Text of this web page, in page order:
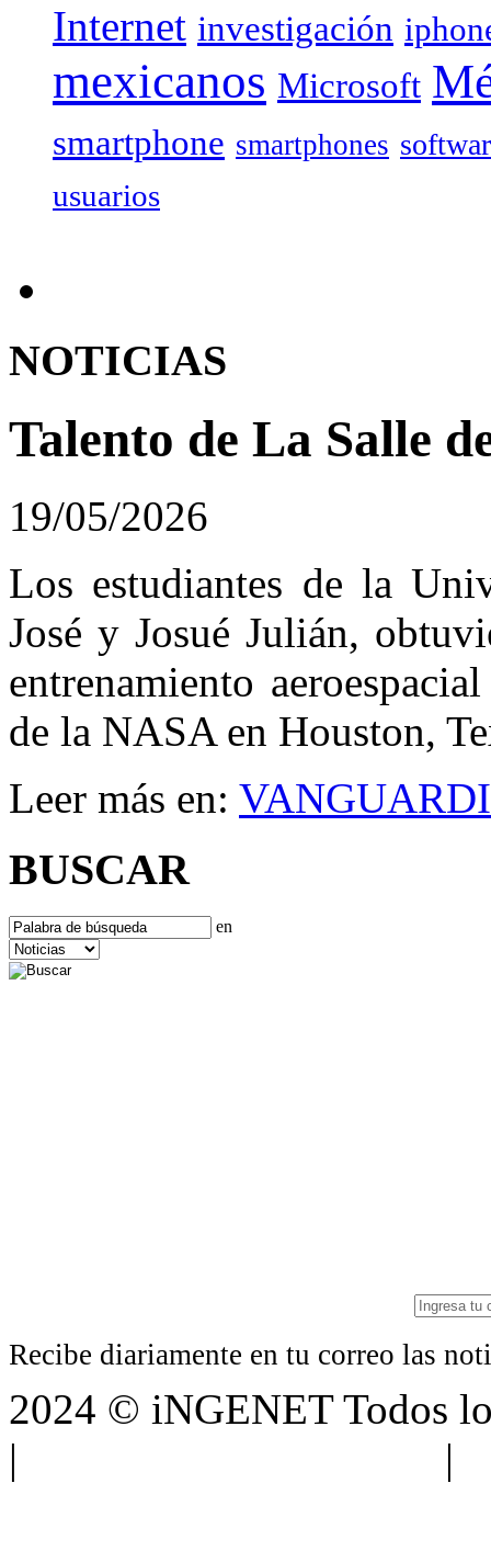
Internet investigación
mexicanos Microsoft
smartphone smartphones
usuarios
NOTICIAS
Talento de La Salle
19/05/2026
Los estudiantes de la
José y Josué Julián,
entrenamiento
de la NASA en Houston,
Leer más en:
BUSCAR
en
Recibe diariamente en tu correo las
2024 © iNGENET Todos
|
|